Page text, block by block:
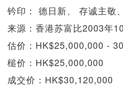
钤印： 德日新、 存诚主敬
来源：香港苏富比2003年
估价：HK$25,000,000 -
槌价：HK$25,000,000
成交价：HK$30,120,000